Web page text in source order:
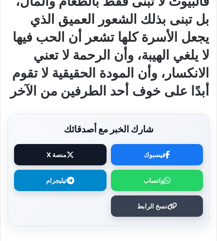
بل تبنى بذلك الشعور العميق الذي
يجعل الأسرة كلها تشعر أن الحب فيها
لا يلغي الهيبة، وأن الرحمة لا تعني
الانكسار، وأن المودة الحقيقية لا تقوم
أبدًا على خوف أحد الطرفين من الآخر
شارك الخبر مع أصدقائك
فيسبوك منصة X
واتساب تيليجرام
نسخ الرابط